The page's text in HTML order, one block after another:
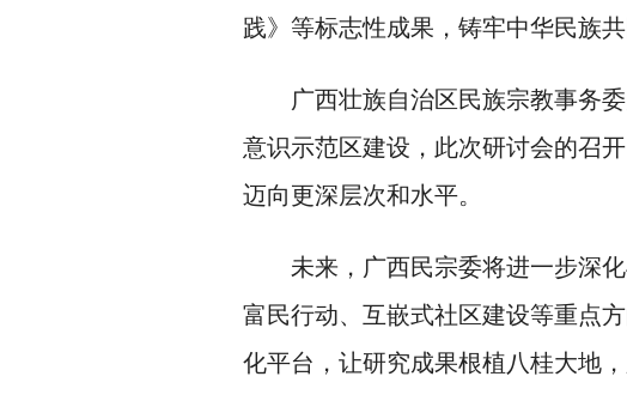
践》等标志性成果，铸牢中华民族
广西壮族自治区民族宗教事务
意识示范区建设，此次研讨会的召
迈向更深层次和水平。
未来，广西民宗委将进一步深
富民行动、互嵌式社区建设等重点
化平台，让研究成果根植八桂大地，